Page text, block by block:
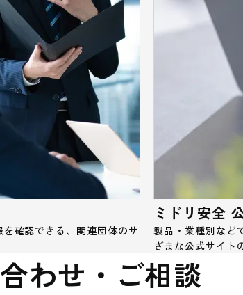
確認できる、関連団体のサ
ミドリ安全
製品・業種別など
ざまな公式サイト
わせ・ご相談